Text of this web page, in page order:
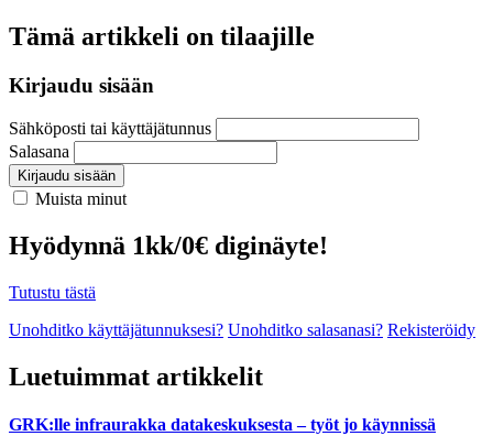
Tämä artikkeli on tilaajille
Kirjaudu sisään
Sähköposti tai käyttäjätunnus
Salasana
Kirjaudu sisään
Muista minut
Hyödynnä 1kk/0€ diginäyte!
Tutustu tästä
Unohditko käyttäjätunnuksesi? Unohditko salasanasi? Rekisteröidy
Luetuimmat artikkelit
GRK:lle infraurakka datakeskuksesta – työt jo käynnissä